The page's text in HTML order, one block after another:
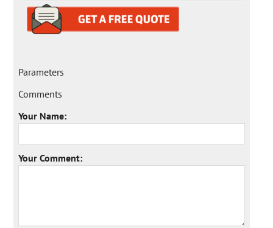
Parameters
Comments
Your Name:
Your Comment: